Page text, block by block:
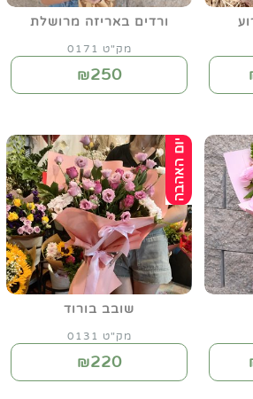
ורדים באריזה מרושלת
מק"ט 0171
₪250
שובב בורוד
מק"ט 0131
₪220